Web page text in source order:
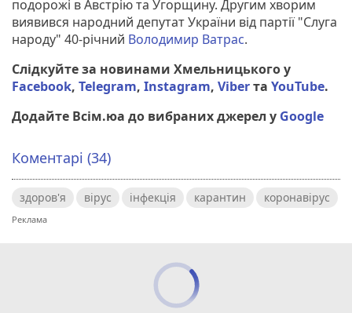
подорожі в Австрію та Угорщину. Другим хворим
виявився народний депутат України від партії "Слуга
народу" 40-річний Володимир Ватрас.
Слідкуйте за новинами Хмельницького у
Facebook, Telegram, Instagram, Viberта YouTube.
Додайте Всім.юа до вибраних джерел у Google
Коментарі (34)
здоров'я вірус інфекція карантин коронавірус